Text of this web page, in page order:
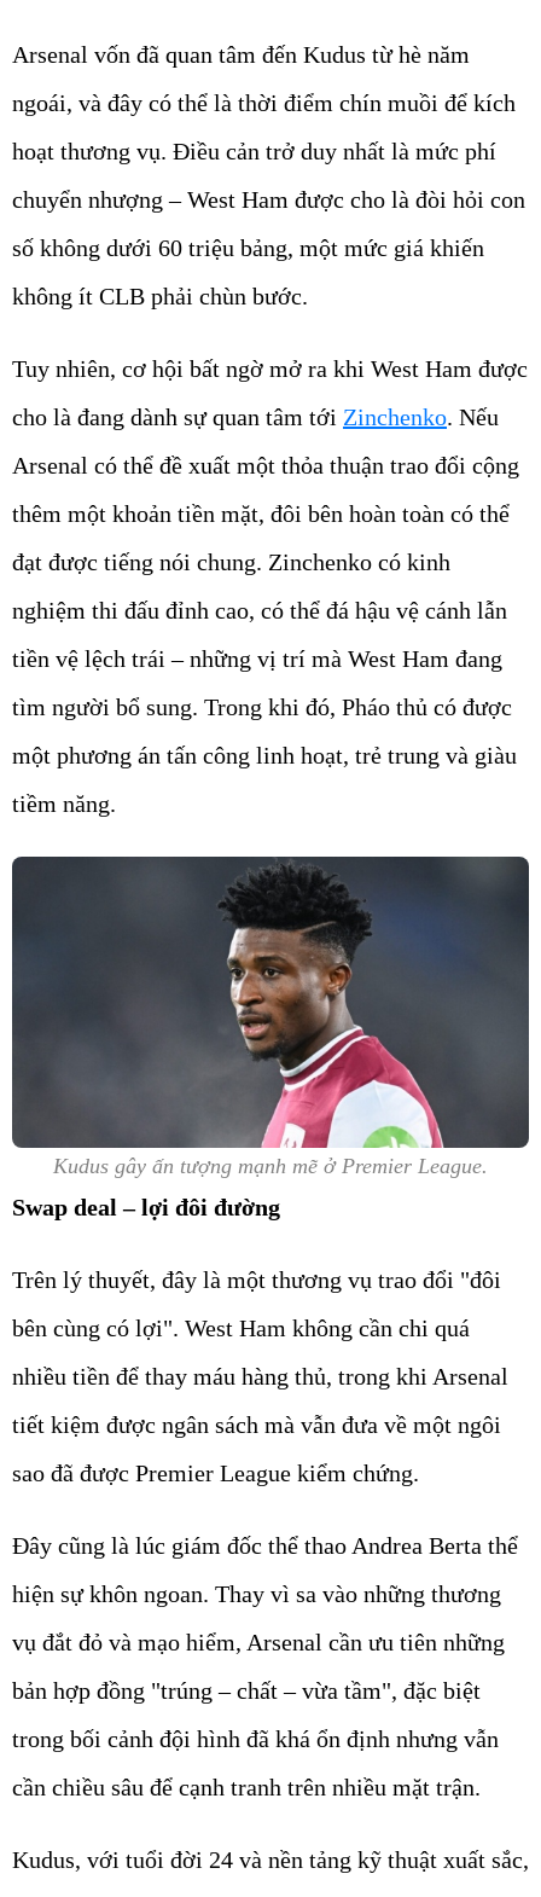
Arsenal vốn đã quan tâm đến Kudus từ hè năm
ngoái, và đây có thể là thời điểm chín muồi để kích
hoạt thương vụ. Điều cản trở duy nhất là mức phí
chuyển nhượng – West Ham được cho là đòi hỏi con
số không dưới 60 triệu bảng, một mức giá khiến
không ít CLB phải chùn bước.
Tuy nhiên, cơ hội bất ngờ mở ra khi West Ham được
cho là đang dành sự quan tâm tới Zinchenko. Nếu
Arsenal có thể đề xuất một thỏa thuận trao đổi cộng
thêm một khoản tiền mặt, đôi bên hoàn toàn có thể
đạt được tiếng nói chung. Zinchenko có kinh
nghiệm thi đấu đỉnh cao, có thể đá hậu vệ cánh lẫn
tiền vệ lệch trái – những vị trí mà West Ham đang
tìm người bổ sung. Trong khi đó, Pháo thủ có được
một phương án tấn công linh hoạt, trẻ trung và giàu
tiềm năng.
Kudus gây ấn tượng mạnh mẽ ở Premier League.
Swap deal – lợi đôi đường
Trên lý thuyết, đây là một thương vụ trao đổi "đôi
bên cùng có lợi". West Ham không cần chi quá
nhiều tiền để thay máu hàng thủ, trong khi Arsenal
tiết kiệm được ngân sách mà vẫn đưa về một ngôi
sao đã được Premier League kiểm chứng.
Đây cũng là lúc giám đốc thể thao Andrea Berta thể
hiện sự khôn ngoan. Thay vì sa vào những thương
vụ đắt đỏ và mạo hiểm, Arsenal cần ưu tiên những
bản hợp đồng "trúng – chất – vừa tầm", đặc biệt
trong bối cảnh đội hình đã khá ổn định nhưng vẫn
cần chiều sâu để cạnh tranh trên nhiều mặt trận.
Kudus, với tuổi đời 24 và nền tảng kỹ thuật xuất sắc,